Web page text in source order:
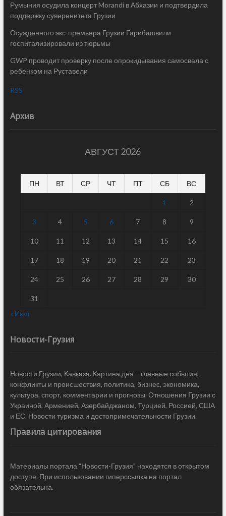
Румыния осудила концерт Morandi в Абхазии и подтвердила
поддержку суверенитета Грузии
Осужденного экс-премьера Грузии Гарибашвили
госпитализировали из тюрьмы
GWP проводит проверку после опрокидывания самосвала с
ребенком на Руставели
RSS
Архив
АВГУСТ 2026
ПН ВТ СР ЧТ ПТ СБ ВС
1 2
3 4 5 6 7 8 9
10 11 12 13 14 15 16
17 18 19 20 21 22 23
24 25 26 27 28 29 30
31
« Июл
Новости-Грузия
Новости Грузии, Кавказа. Картина дня – главные события,
конфликты и происшествия, политика, бизнес, экономика,
культура, спорт, комментарии и прогнозы. Отношения Грузии с
Украиной, Арменией, Азербайджаном, Турцией, Россией, США
и ЕС. Новости туризма и достопримечательности Грузии.
Правила цитирования
Материалы портала "Новости-Грузия" находятся в открытом
доступе. При использовании гиперссылка на портал
обязательна.